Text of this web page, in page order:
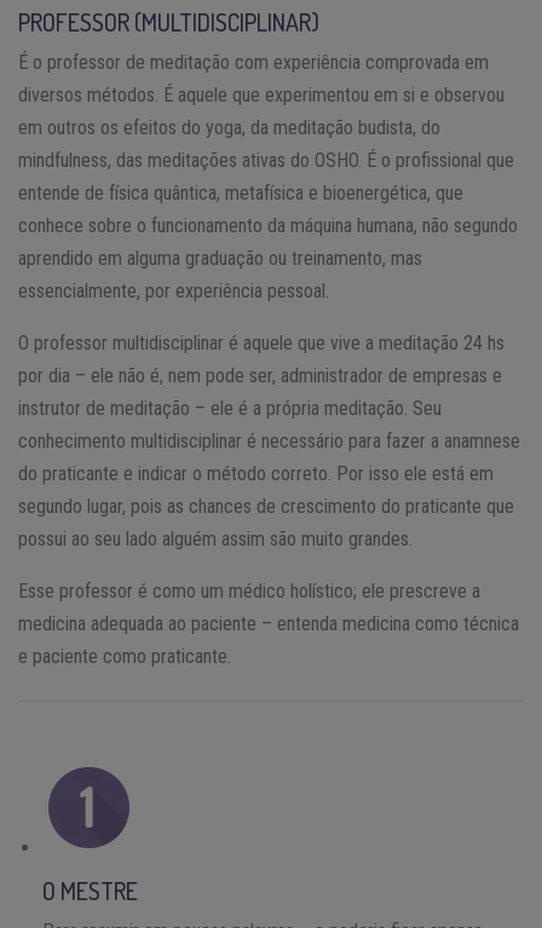
PROFESSOR (MULTIDISCIPLINAR)
É o professor de meditação com experiência comprovada em
diversos métodos. É aquele que experimentou em si e observou
em outros os efeitos do yoga, da meditação budista, do
mindfulness, das meditações ativas do OSHO. É o profissional que
entende de física quântica, metafísica e bioenergética, que
conhece sobre o funcionamento da máquina humana, não segundo
aprendido em alguma graduação ou treinamento, mas
essencialmente, por experiência pessoal.
O professor multidisciplinar é aquele que vive a meditação 24 hs
por dia – ele não é, nem pode ser, administrador de empresas e
instrutor de meditação – ele é a própria meditação. Seu
conhecimento multidisciplinar é necessário para fazer a anamnese
do praticante e indicar o método correto. Por isso ele está em
segundo lugar, pois as chances de crescimento do praticante que
possui ao seu lado alguém assim são muito grandes.
Esse professor é como um médico holístico; ele prescreve a
medicina adequada ao paciente – entenda medicina como técnica
e paciente como praticante.
O MESTRE